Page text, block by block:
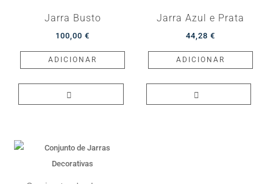
Jarra Busto
100,00€
ADICIONAR
Jarra Azul e Prata
44,28 €
ADICIONAR